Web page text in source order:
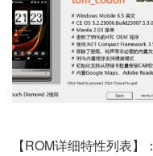
【ROM详细特性列表】：